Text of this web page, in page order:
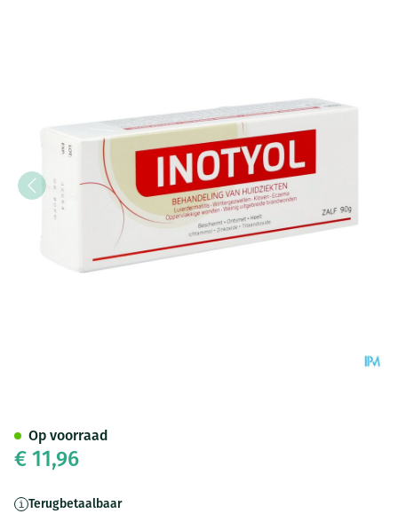
€ 11,96
Terugbetaalbaar
Op voorraad